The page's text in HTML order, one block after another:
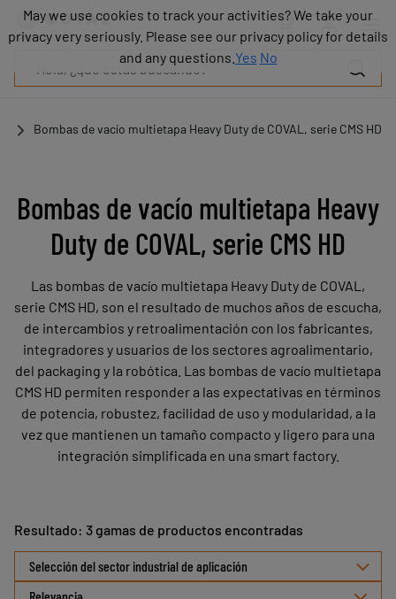
Bombas de vacío multietapa Heavy Duty de COVAL, serie CMS HD
Bombas de vacío multietapa Heavy
Duty de COVAL, serie CMS HD
Las bombas de vacío multietapa Heavy Duty de COVAL,
serie CMS HD, son el resultado de muchos años de escucha,
de intercambios y retroalimentación con los fabricantes,
integradores y usuarios de los sectores agroalimentario,
del packaging y la robótica. Las bombas de vacío multietapa
CMS HD permiten responder a las expectativas en términos
de potencia, robustez, facilidad de uso y modularidad, a la
vez que mantienen un tamaño compacto y ligero para una
integración simplificada en una smart factory.
Resultado: 3 gamas de productos encontradas
Seleccionar
ordenamiento
Selección del sector industrial de aplicación
Productos
Industrias
Recursos
Contacto
comercial
Contacto
May we use cookies to track your activities? We take your
privacy very seriously. Please see our privacy policy for details
and any questions. Yes No
May we use cookies to track your activities? We take your
privacy very seriously. Please see our privacy policy for details
and any questions. Yes No